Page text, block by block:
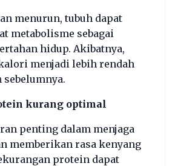
menurun, tubuh dapat
metabolisme sebagai
hidup. Akibatnya,
menjadi lebih rendah
kurang optimal
penting dalam menjaga
memberikan rasa kenyang
protein dapat